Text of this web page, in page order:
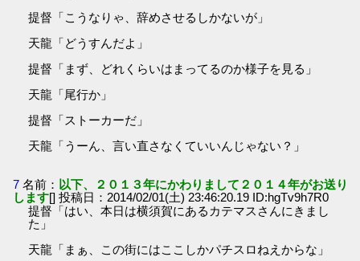
提督「こうなりゃ、辞めさせるしかないが」
天龍「どうすんだよ」
提督「まず、どれくらいはまってるのか様子を見る」
天龍「尾行か」
提督「ストーカーだ」
天龍「うーん、言い直さなくていいんじゃない？」
7 名前： 以下、２０１３年にかわりまして２０１４年がお送り
します[] 投稿日：2014/02/01(土) 23:46:20.19 ID:hgTv9h7R0
提督「はい、本日は横須賀にあるカテマスさんにきまし
た」
天龍「まぁ、この街にはここしかパチスロねえからな」